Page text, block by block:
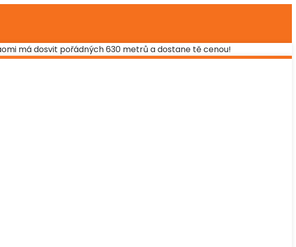
má dosvit pořádných 630 metrů a dostane tě cenou!